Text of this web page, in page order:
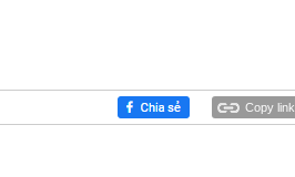
Copy link